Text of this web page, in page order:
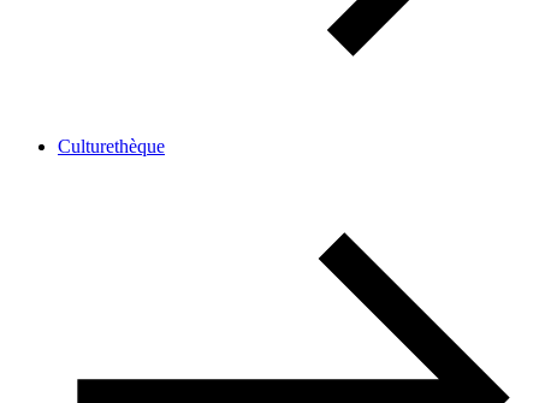
Culturethèque